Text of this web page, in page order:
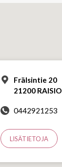
Frälsintie 20
21200 RAISIO
0442921253
LISÄTIETOJA